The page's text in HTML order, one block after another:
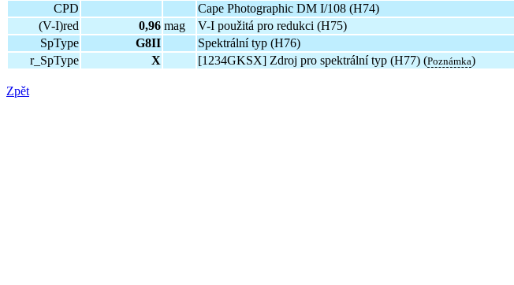
CPD
Cape Photographic DM I/108 (H74)
(V-I)red
0,96 mag
V-I použitá pro redukci (H75)
SpType
G8II
Spektrální typ (H76)
r_SpType
X [1234GKSX] Zdroj pro spektrální typ (H77) (Poznámka)
Zpět